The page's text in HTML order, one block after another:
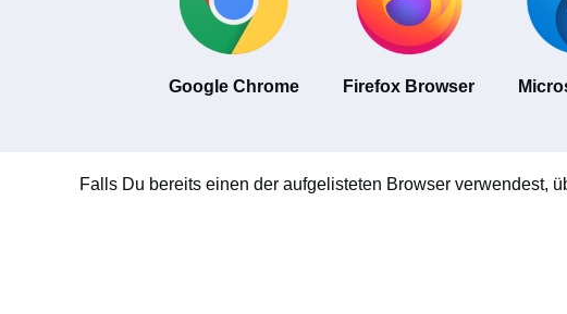
Google Chrome Firefox Browser
Falls Du bereits einen der aufgelisteten Browser verwendest,